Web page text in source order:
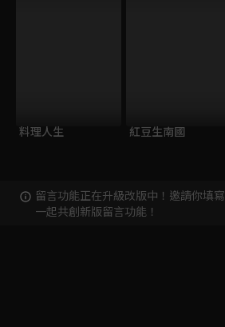
料理人生 紅豆生南國
留言功能正在升級改版中！邀請你填寫
一起共創新版留言功能！